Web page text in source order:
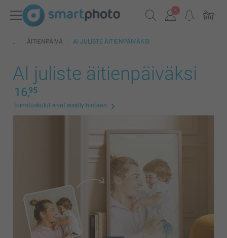
ÄITIENPÄIVÄ AI JULISTE ÄITIENPÄIVÄKSI
AI juliste äitienpäiväksi
16,95
toimituskulut eivät sisälly hintaan